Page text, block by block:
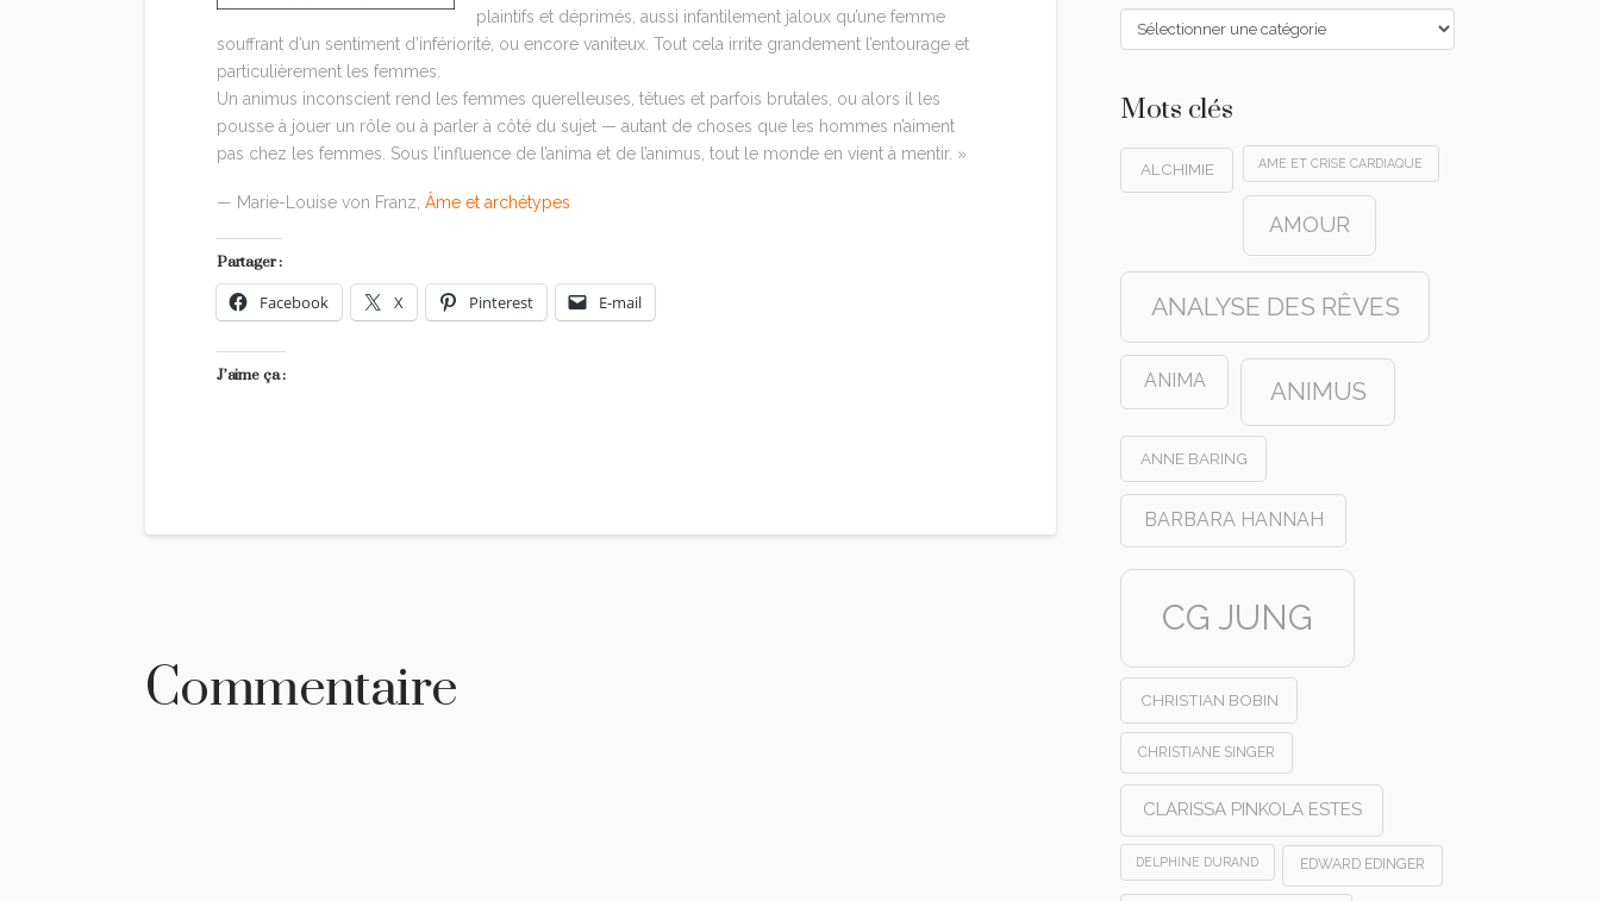
plaintifs et déprimés, aussi infantilement jaloux qu’une femme
souffrant d’un sentiment d’infériorité, ou encore vaniteux. Tout cela irrite grandement l’entourage et
particulièrement les femmes.
Un animus inconscient rend les femmes querelleuses, têtues et parfois brutales, ou alors il les
pousse à jouer un rôle ou à parler à côté du sujet — autant de choses que les hommes n’aiment
pas chez les femmes. Sous l’influence de l’anima et de l’animus, tout le monde en vient à mentir. »
— Marie-Louise von Franz, Âme et archétypes
Partager :
Facebook X Pinterest E-mail
J’aime ça :
Commentaire
Catégories
Mots clés
ALCHIMIE AME ET CRISE CARDIAQUE
AMOUR
ANALYSE DES RÊVES
ANIMA ANIMUS
ANNE BARING
BARBARA HANNAH
CG JUNG
CHRISTIAN BOBIN
CHRISTIANE SINGER
CLARISSA PINKOLA ESTES
DELPHINE DURAND EDWARD EDINGER